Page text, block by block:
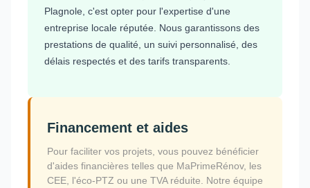
Plagnole, c'est opter pour l'expertise d'une
entreprise locale réputée. Nous garantissons des
prestations de qualité, un suivi personnalisé, des
délais respectés et des tarifs transparents.
Financement et aides
Pour faciliter vos projets, vous pouvez bénéficier
d'aides financières telles que MaPrimeRénov, les
CEE, l'éco-PTZ ou une TVA réduite. Notre équipe